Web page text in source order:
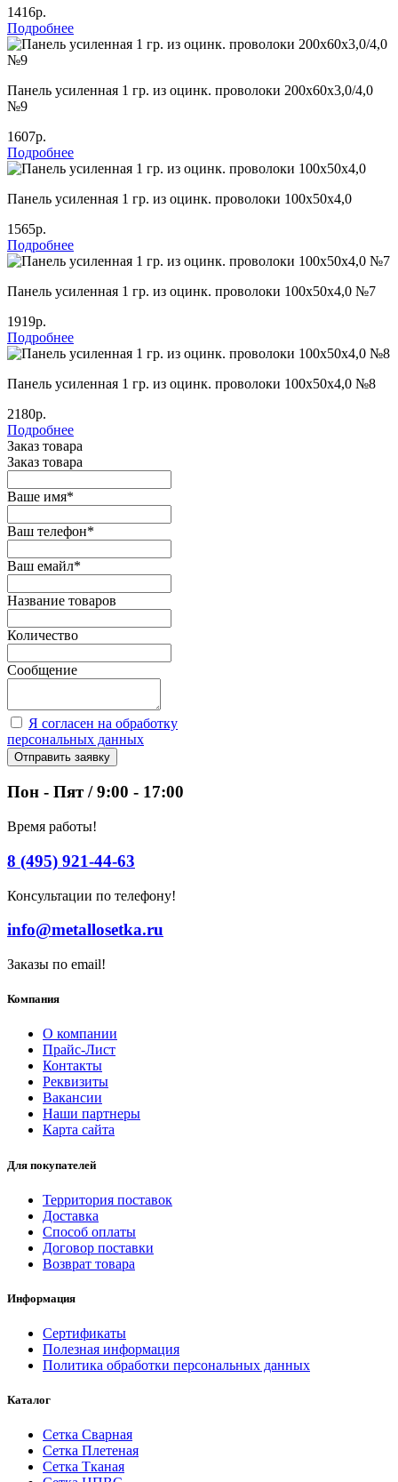
1416р.
Подробнее
Панель усиленная 1 гр. из оцинк. проволоки 200х60х3,0/4,0
№9
1607р.
Подробнее
Панель усиленная 1 гр. из оцинк. проволоки 100х50х4,0
1565р.
Подробнее
Панель усиленная 1 гр. из оцинк. проволоки 100х50х4,0 №7
1919р.
Подробнее
Панель усиленная 1 гр. из оцинк. проволоки 100х50х4,0 №8
2180р.
Подробнее
Заказ товара
Заказ товара
Ваше имя*
Ваш телефон*
Ваш емайл*
Название товаров
Количество
Сообщение
Я согласен на обработку
персональных данных
Отправить заявку
Пон - Пят / 9:00 - 17:00
Время работы!
8 (495) 921-44-63
Консультации по телефону!
info@metallosetka.ru
Заказы по email!
Компания
О компании
Прайс-Лист
Контакты
Реквизиты
Вакансии
Наши партнеры
Карта сайта
Для покупателей
Территория поставок
Доставка
Способ оплаты
Договор поставки
Возврат товара
Информация
Сертификаты
Полезная информация
Политика обработки персональных данных
Каталог
Сетка Сварная
Сетка Плетеная
Сетка Тканая